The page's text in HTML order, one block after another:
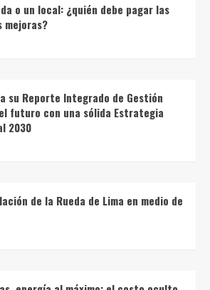
o un local: ¿quién debe pagar las
mejoras?
su Reporte Integrado de Gestión
futuro con una sólida Estrategia
2030
de la Rueda de Lima en medio de